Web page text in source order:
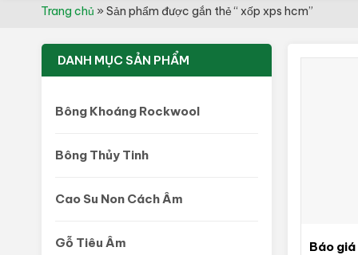
Trang chủ » Sản phẩm được gắn thẻ “ xốp xps hcm”
DANH MỤC SẢN PHẨM
Bông Khoáng Rockwool
Bông Thủy Tinh
Cao Su Non Cách Âm
Gỗ Tiêu Âm Báo